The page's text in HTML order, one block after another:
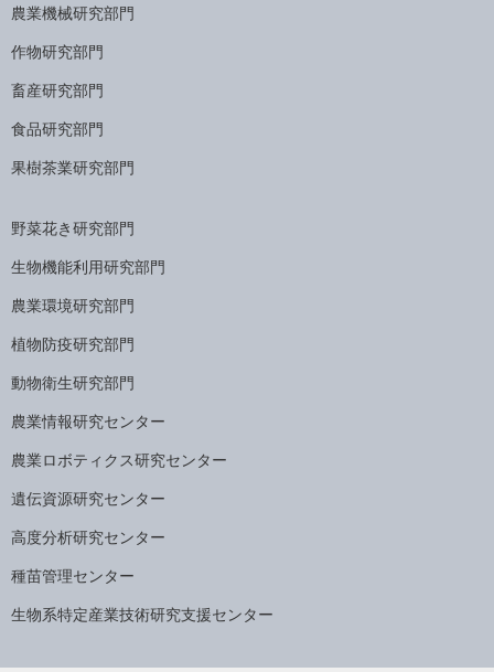
農業機械研究部門
作物研究部門
畜産研究部門
食品研究部門
果樹茶業研究部門
野菜花き研究部門
生物機能利用研究部門
農業環境研究部門
植物防疫研究部門
動物衛生研究部門
農業情報研究センター
農業ロボティクス研究センター
遺伝資源研究センター
高度分析研究センター
種苗管理センター
生物系特定産業技術研究支援センター